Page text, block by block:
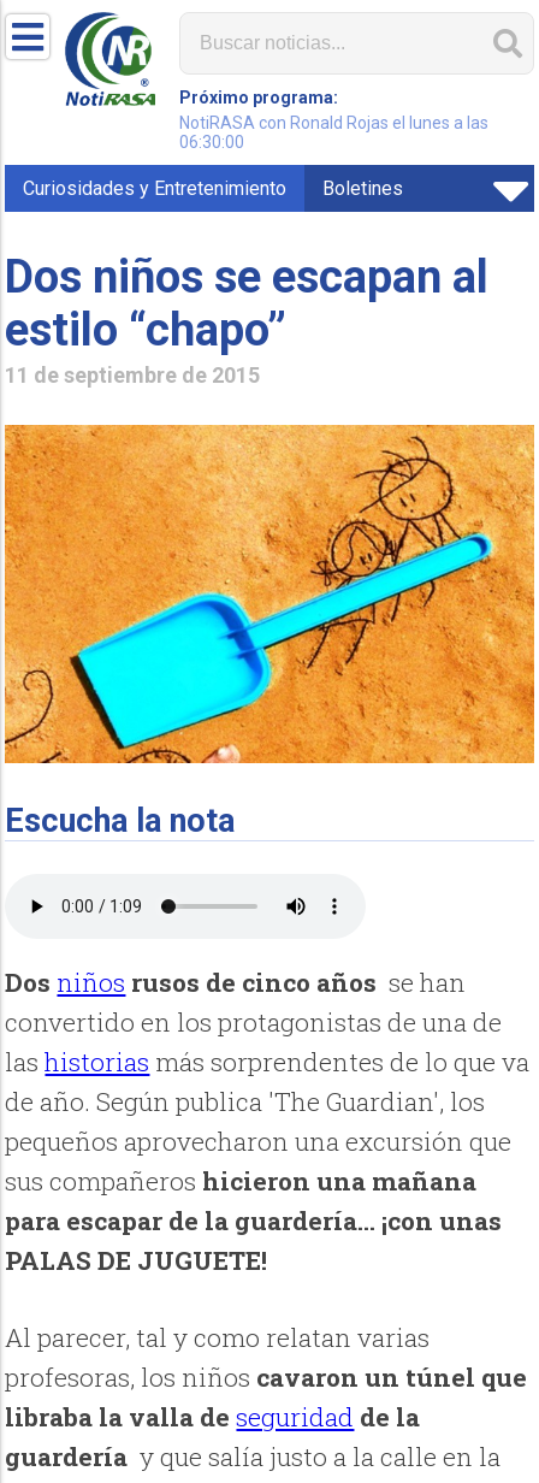
Próximo programa:
NotiRASA con Ronald Rojas el lunes a las
06:30:00
Curiosidades y Entretenimiento Boletines
Dos niños se escapan al
estilo “chapo”
11 de septiembre de 2015
Escucha la nota
Dos niños rusos de cinco años se han
convertido en los protagonistas de una de
las historias más sorprendentes de lo que va
de año. Según publica 'The Guardian', los
pequeños aprovecharon una excursión que
sus compañeros hicieron una mañana
para escapar de la guardería... ¡con unas
PALAS DE JUGUETE!
Al parecer, tal y como relatan varias
profesoras, los niños cavaron un túnel que
libraba la valla de seguridad de la
guardería y que salía justo a la calle en la